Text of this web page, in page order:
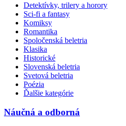
Detektívky, trilery a horory
Sci-fi a fantasy
Komiksy
Romantika
Spoločenská beletria
Klasika
Historické
Slovenská beletria
Svetová beletria
Poézia
Ďalšie kategórie
Náučná a odborná